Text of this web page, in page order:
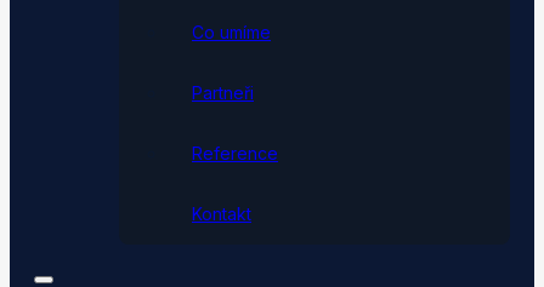
Co umíme
Partneři
Reference
Kontakt